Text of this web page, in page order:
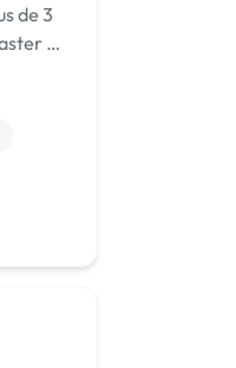
de 3
en
en